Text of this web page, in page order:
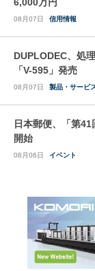
08月07日 信用情報
DUPLODEC、処
「V-595」発売
08月07日 製品・サービ
日本郵便、「第
開始
08月06日 イベント